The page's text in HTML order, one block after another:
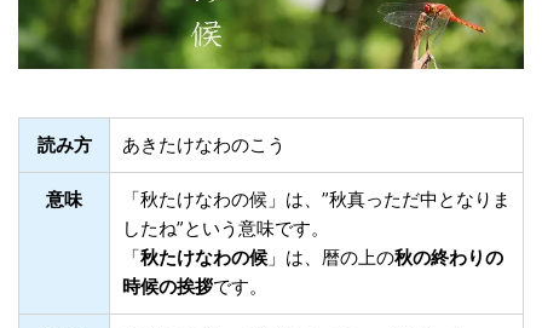
読み方 あきたけなわのこう
意味
「秋たけなわの候」は、”秋真っただ中となりま
したね”という意味です。
「秋たけなわの候 」は、暦の上の秋の終わりの
時候の挨拶です。